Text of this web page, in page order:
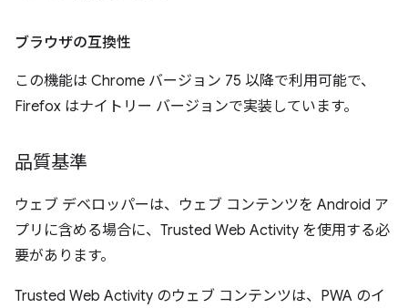
ブラウザの互換性
この機能は Chrome バージョン 75 以降で利用可能で、
Firefox はナイトリー バージョンで実装しています。
品質基準
ウェブ デベロッパーは、ウェブ コンテンツを Android ア
プリに含める場合に、Trusted Web Activity を使用する必
要があります。
Trusted Web Activity のウェブ コンテンツは、PWA のイ